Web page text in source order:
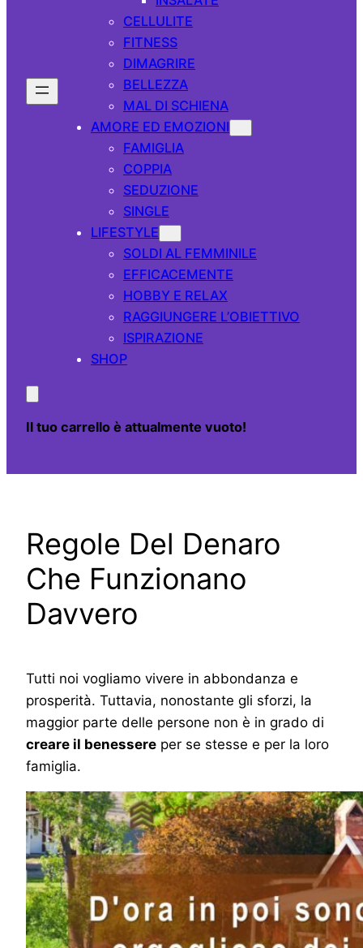
CELLULITE
FITNESS
DIMAGRIRE
BELLEZZA
MAL DI SCHIENA
AMORE ED EMOZIONI
FAMIGLIA
COPPIA
SEDUZIONE
SINGLE
LIFESTYLE
SOLDI AL FEMMINILE
EFFICACEMENTE
HOBBY E RELAX
RAGGIUNGERE L’OBIETTIVO
ISPIRAZIONE
SHOP
Il tuo carrello è attualmente vuoto!
Regole Del Denaro
Che Funzionano
Davvero
Tutti noi vogliamo vivere in abbondanza e
prosperità. Tuttavia, nonostante gli sforzi, la
maggior parte delle persone non è in grado di
creare il benessere per se stesse e per la loro
famiglia.